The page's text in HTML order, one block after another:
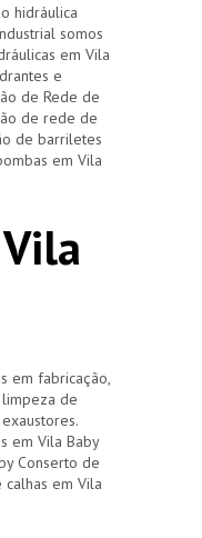
hidráulica
somos
em Vila
e
de Rede de
de rede de
de barriletes
em Vila
em fabricação,
de
em Vila Baby
Conserto de
em Vila